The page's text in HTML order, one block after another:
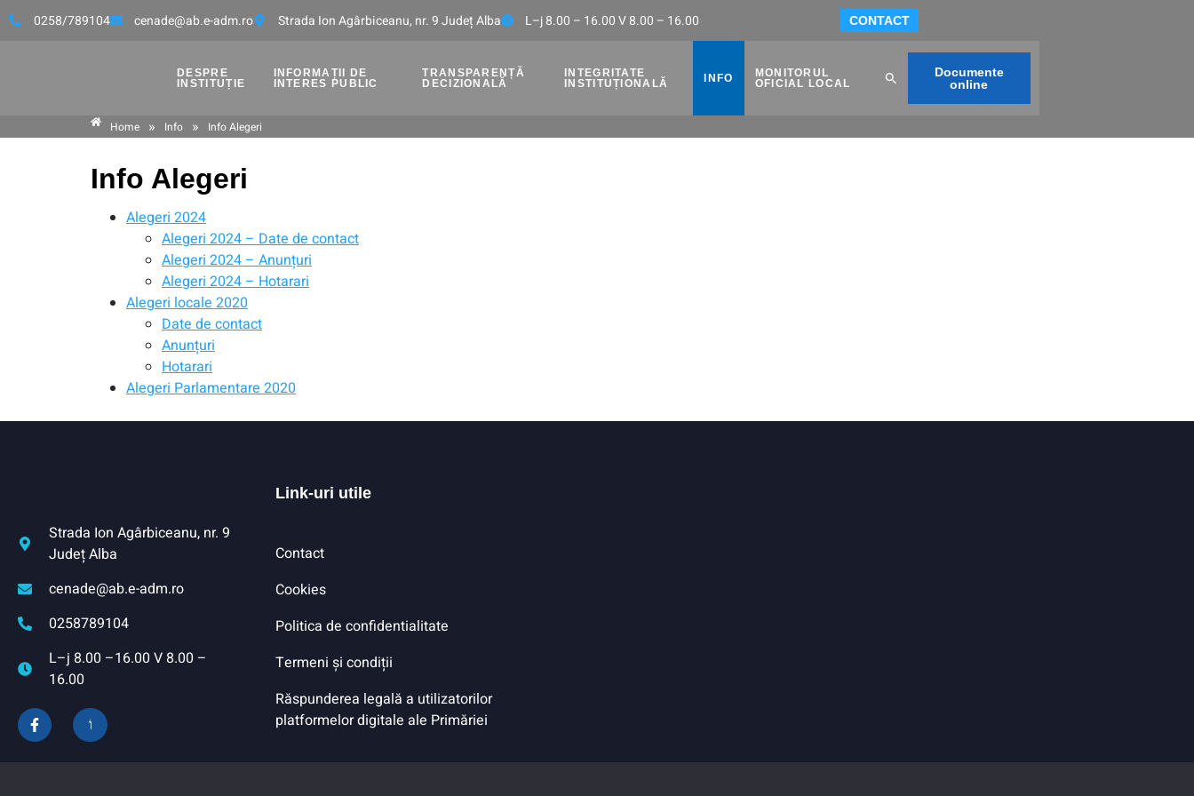
0258/789104 cenade@ab.e-adm.ro Strada Ion Agârbiceanu, nr. 9 Județ Alba L–j 8.00 – 16.00 V 8.00 – 16.00 CONTACT
DESPRE
INSTITUȚIE
INFORMAȚII DE
INTERES PUBLIC
TRANSPARENȚĂ
DECIZIONALĂ
INTEGRITATE
INSTITUȚIONALĂ
INFO
MONITORUL
OFICIAL LOCAL
Documente
online
Home » Info » Info Alegeri
Info Alegeri
Alegeri 2024
Alegeri 2024 – Date de contact
Alegeri 2024 – Anunțuri
Alegeri 2024 – Hotarari
Alegeri locale 2020
Date de contact
Anunțuri
Hotarari
Alegeri Parlamentare 2020
Strada Ion Agârbiceanu, nr. 9
Județ Alba
cenade@ab.e-adm.ro
0258789104
L–j 8.00 –16.00 V 8.00 –
16.00
Link-uri utile
Contact
Cookies
Politica de confidentialitate
Termeni și condiții
Răspunderea legală a utilizatorilor
platformelor digitale ale Primăriei